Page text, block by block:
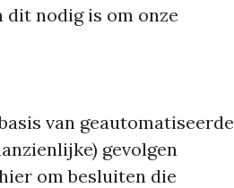
dit nodig is om onze
van geautomatiseerde
gevolgen
om besluiten die